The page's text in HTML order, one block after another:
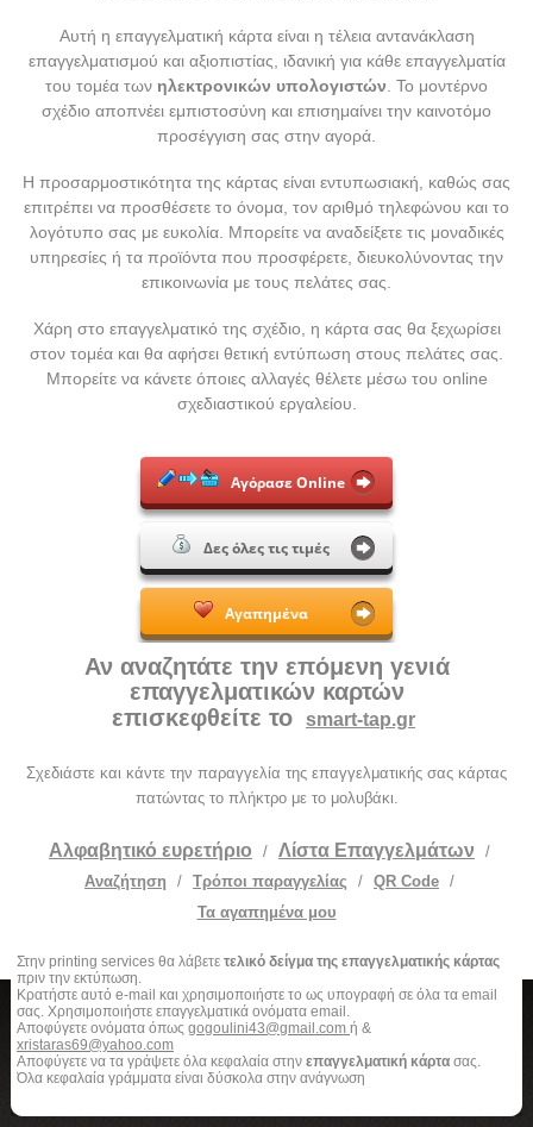
Αυτή η επαγγελματική κάρτα είναι η τέλεια αντανάκλαση
επαγγελματισμού και αξιοπιστίας, ιδανική για κάθε επαγγελματία
του τομέα των ηλεκτρονικών υπολογιστών. Το μοντέρνο
σχέδιο αποπνέει εμπιστοσύνη και επισημαίνει την καινοτόμο
προσέγγιση σας στην αγορά.
Η προσαρμοστικότητα της κάρτας είναι εντυπωσιακή, καθώς σας
επιτρέπει να προσθέσετε το όνομα, τον αριθμό τηλεφώνου και το
λογότυπο σας με ευκολία. Μπορείτε να αναδείξετε τις μοναδικές
υπηρεσίες ή τα προϊόντα που προσφέρετε, διευκολύνοντας την
επικοινωνία με τους πελάτες σας.
Χάρη στο επαγγελματικό της σχέδιο, η κάρτα σας θα ξεχωρίσει
στον τομέα και θα αφήσει θετική εντύπωση στους πελάτες σας.
Μπορείτε να κάνετε όποιες αλλαγές θέλετε μέσω του online
σχεδιαστικού εργαλείου.
Αγόρασε Online
Δες όλες τις τιμές
Αγαπημένα
Αν αναζητάτε την επόμενη γενιά
επαγγελματικών καρτών
επισκεφθείτε το
smart-tap.gr
Σχεδιάστε και κάντε την παραγγελία της επαγγελματικής σας κάρτας
πατώντας το πλήκτρο με το μολυβάκι.
Αλφαβητικό ευρετήριο / Λίστα Επαγγελμάτων
/
Αναζήτηση
/ Τρόποι παραγγελίας / QR Code /
Τα αγαπημένα μου
Στην printing services θα λάβετε τελικό δείγμα της επαγγελματικής κάρτας
πριν την εκτύπωση.
Κρατήστε αυτό e-mail και χρησιμοποιήστε το ως υπογραφή σε όλα τα email
σας. Χρησιμοποιήστε επαγγελματικά ονόματα email.
Αποφύγετε ονόματα όπως gogoulini43@gmail.com ή &
xristaras69@yahoo.com
Αποφύγετε να τα γράψετε όλα κεφαλαία στην επαγγελματική κάρτα σας.
Όλα κεφαλαία γράμματα είναι δύσκολα στην ανάγνωση